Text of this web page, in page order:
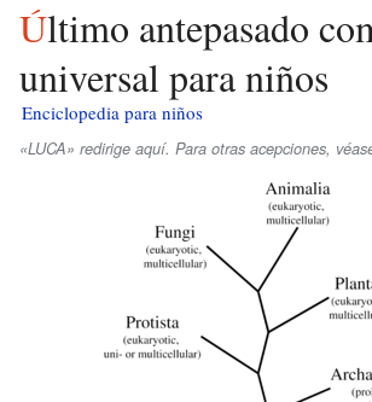
Último antepasado común
universal para niños
Enciclopedia para niños
«LUCA» redirige aquí. Para otras acepciones,